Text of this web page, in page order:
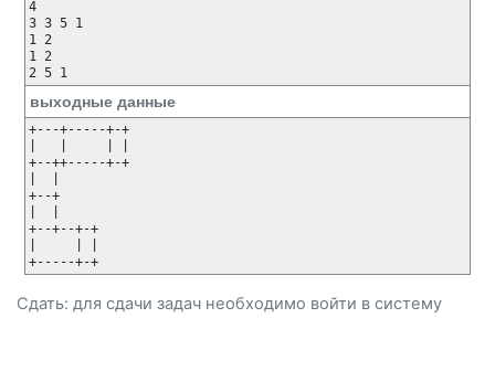
4
3 3 5 1
1 2
1 2
выходные данные
+---+-----+-+
+--++-----+-+
+--+
+--+--+-+
Сдать: для сдачи задач необходимо войти в систему